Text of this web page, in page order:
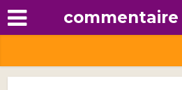
commentaire